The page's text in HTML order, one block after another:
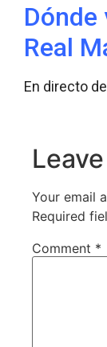
Dónde
Real
En directo
Your email
Required
Comment *